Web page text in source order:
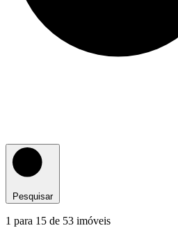
Pesquisar
1 para 15 de 53 imóveis